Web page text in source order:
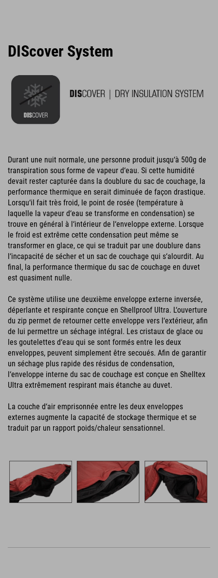
DIScover System
Durant une nuit normale, une personne produit jusqu‘à 500g de
transpiration sous forme de vapeur d‘eau. Si cette humidité
devait rester capturée dans la doublure du sac de couchage, la
performance thermique en serait diminuée de façon drastique.
Lorsqu‘il fait très froid, le point de rosée (température à
laquelle la vapeur d‘eau se transforme en condensation) se
trouve en général à l‘intérieur de l‘enveloppe externe. Lorsque
le froid est extrême cette condensation peut même se
transformer en glace, ce qui se traduit par une doublure dans
l‘incapacité de sécher et un sac de couchage qui s‘alourdit. Au
final, la performance thermique du sac de couchage en duvet
est quasiment nulle.
Ce système utilise une deuxième enveloppe externe inversée,
déperlante et respirante conçue en Shellproof Ultra. L‘ouverture
du zip permet de retourner cette enveloppe vers l‘extérieur, afin
de lui permettre un séchage intégral. Les cristaux de glace ou
les goutelettes d‘eau qui se sont formés entre les deux
enveloppes, peuvent simplement être secoués. Afin de garantir
un séchage plus rapide des résidus de condensation,
l‘enveloppe interne du sac de couchage est conçue en Shelltex
Ultra extrêmement respirant mais étanche au duvet.
La couche d‘air emprisonnée entre les deux enveloppes
externes augmente la capacité de stockage thermique et se
traduit par un rapport poids/chaleur sensationnel.